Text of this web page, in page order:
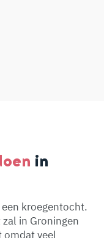
in
kroegentocht.
in Groningen
omdat veel